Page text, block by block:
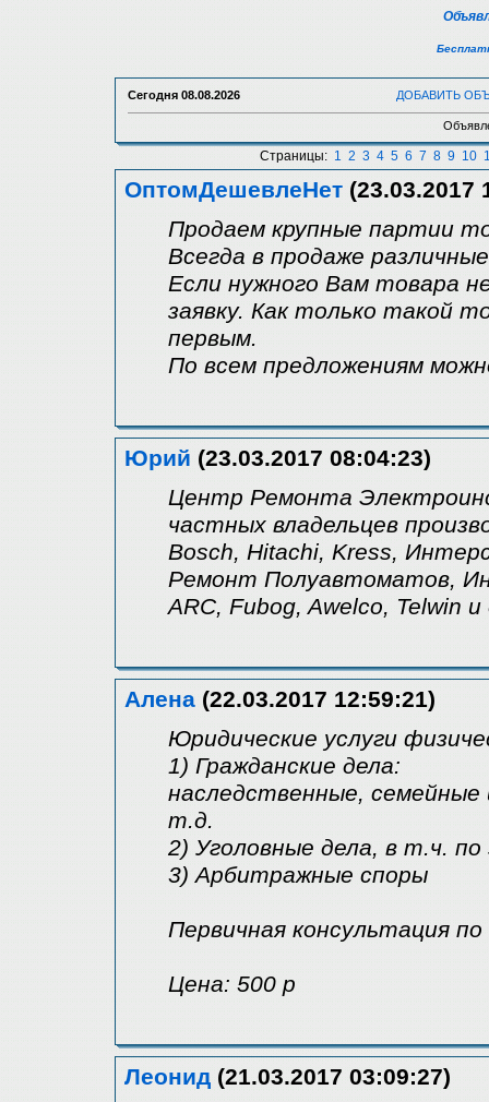
Сегодня 08.08.2026 ДОБАВИТЬ
Страницы: 1 2 3 4 5 6 7 8 9 10
ОптомДешевлеНет (23.03.2017
Продаем крупные партии
Всегда в продаже
Если нужного Вам товара
заявку. Как только такой
первым.
По всем предложениям
Юрий (23.03.2017 08:04:23)
Центр Ремонта
частных владельцев
Bosch, Hitachi, Kress,
Ремонт Полуавтоматов,
ARC, Fubog, Awelco, Telwin
Алена (22.03.2017 12:59:21)
Юридические услуги
1) Гражданские дела:
наследственные,
т.д.
2) Уголовные дела, в т.ч. по
3) Арбитражные споры
Первичная консультация
Цена: 500 р
Леонид (21.03.2017 03:09:27)